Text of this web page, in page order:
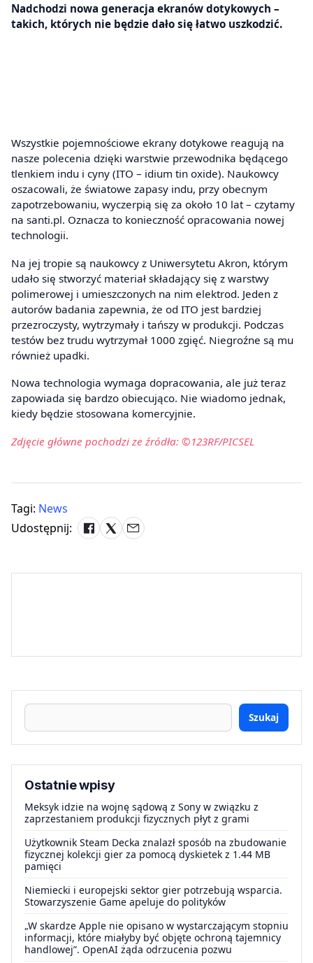
Nadchodzi nowa generacja ekranów dotykowych –
takich, których nie będzie dało się łatwo uszkodzić.
Wszystkie pojemnościowe ekrany dotykowe reagują na
nasze polecenia dzięki warstwie przewodnika będącego
tlenkiem indu i cyny (ITO – idium tin oxide). Naukowcy
oszacowali, że światowe zapasy indu, przy obecnym
zapotrzebowaniu, wyczerpią się za około 10 lat – czytamy
na santi.pl. Oznacza to konieczność opracowania nowej
technologii.
Na jej tropie są naukowcy z Uniwersytetu Akron, którym
udało się stworzyć materiał składający się z warstwy
polimerowej i umieszczonych na nim elektrod. Jeden z
autorów badania zapewnia, że od ITO jest bardziej
przezroczysty, wytrzymały i tańszy w produkcji. Podczas
testów bez trudu wytrzymał 1000 zgięć. Niegroźne są mu
również upadki.
Nowa technologia wymaga dopracowania, ale już teraz
zapowiada się bardzo obiecująco. Nie wiadomo jednak,
kiedy będzie stosowana komercyjnie.
Zdjęcie główne pochodzi ze źródła: ©123RF/PICSEL
Tagi: News
Udostępnij:
Szukaj
Ostatnie wpisy
Meksyk idzie na wojnę sądową z Sony w związku z
zaprzestaniem produkcji fizycznych płyt z grami
Użytkownik Steam Decka znalazł sposób na zbudowanie
fizycznej kolekcji gier za pomocą dyskietek z 1.44 MB
pamięci
Niemiecki i europejski sektor gier potrzebują wsparcia.
Stowarzyszenie Game apeluje do polityków
„W skardze Apple nie opisano w wystarczającym stopniu
informacji, które miałyby być objęte ochroną tajemnicy
handlowej”. OpenAI żąda odrzucenia pozwu